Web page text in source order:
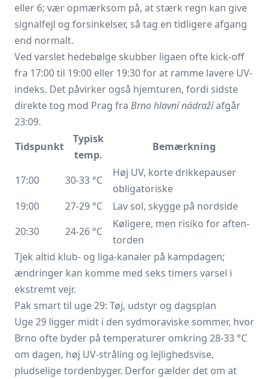
eller 6; vær opmærksom på, at stærk regn kan give
signalfejl og forsinkelser, så tag en tidligere afgang
end normalt.
Ved varslet hedebølge skubber ligaen ofte kick-off
fra 17:00 til 19:00 eller 19:30 for at ramme lavere UV-
indeks. Det påvirker også hjemturen, fordi sidste
direkte tog mod Prag fra Brno hlavní nádražíafgår
23:09.
Tidspunkt
Typisk
temp.
Bemærkning
17:00 30-33 °C
Høj UV, korte drikkepauser
obligatoriske
19:00
27-29 °C
Lav sol, skygge på nordside
20:30
24-26 °C
Køligere, men risiko for aften­
torden
Tjek altid klub- og liga-kanaler på kampdagen;
ændringer kan komme med seks timers varsel i
ekstremt vejr.
Pak smart til uge 29: Tøj, udstyr og dagsplan
Uge 29 ligger midt i den sydmoraviske sommer, hvor
Brno ofte byder på temperaturer omkring 28-33 °C
om dagen, høj UV-stråling og lejlighedsvise,
pludselige tordenbyger. Derfor gælder det om at